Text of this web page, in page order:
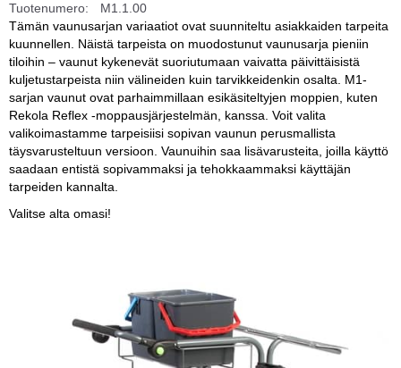
Tuotenumero:
M1.1.00
Tämän vaunusarjan variaatiot ovat suunniteltu asiakkaiden tarpeita
kuunnellen. Näistä tarpeista on muodostunut vaunusarja pieniin
tiloihin – vaunut kykenevät suoriutumaan vaivatta päivittäisistä
kuljetustarpeista niin välineiden kuin tarvikkeidenkin osalta. M1-
sarjan vaunut ovat parhaimmillaan esikäsiteltyjen moppien, kuten
Rekola Reflex -moppausjärjestelmän, kanssa. Voit valita
valikoimastamme tarpeisiisi sopivan vaunun perusmallista
täysvarusteltuun versioon. Vaunuihin saa lisävarusteita, joilla käyttö
saadaan entistä sopivammaksi ja tehokkaammaksi käyttäjän
tarpeiden kannalta.
Valitse alta omasi!